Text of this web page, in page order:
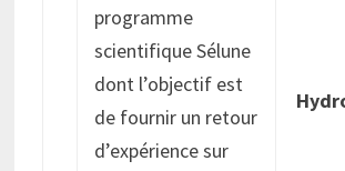
programme
scientifique Sélune
dont l’objectif est
de fournir un retour
d’expérience sur